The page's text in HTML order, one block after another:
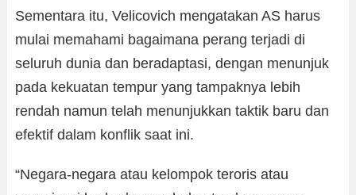
Sementara itu, Velicovich mengatakan AS harus
mulai memahami bagaimana perang terjadi di
seluruh dunia dan beradaptasi, dengan menunjuk
pada kekuatan tempur yang tampaknya lebih
rendah namun telah menunjukkan taktik baru dan
efektif dalam konflik saat ini.
“Negara-negara atau kelompok teroris atau